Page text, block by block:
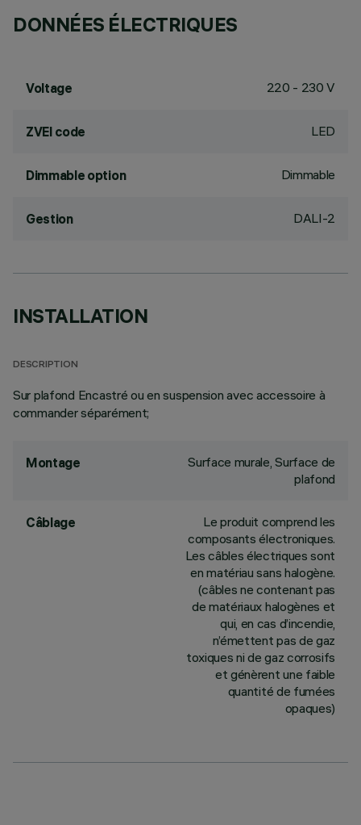
DONNÉES ÉLECTRIQUES
Voltage 220 - 230 V
ZVEI code LED
Dimmable option Dimmable
Gestion DALI-2
INSTALLATION
DESCRIPTION
Sur plafond Encastré ou en suspension avec accessoire à
commander séparément;
Montage
Surface murale, Surface de
plafond
Câblage
Le produit comprend les
composants électroniques.
Les câbles électriques sont
en matériau sans halogène.
(câbles ne contenant pas
de matériaux halogènes et
qui, en cas d’incendie,
n’émettent pas de gaz
toxiques ni de gaz corrosifs
et génèrent une faible
quantité de fumées
opaques)